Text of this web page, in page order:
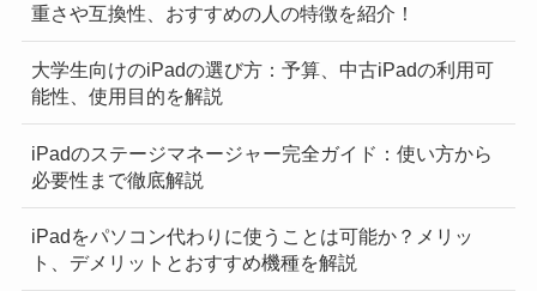
重さや互換性、おすすめの人の特徴を紹介！
大学生向けのiPadの選び方：予算、中古iPadの利用可
能性、使用目的を解説
iPadのステージマネージャー完全ガイド：使い方から
必要性まで徹底解説
iPadをパソコン代わりに使うことは可能か？メリッ
ト、デメリットとおすすめ機種を解説